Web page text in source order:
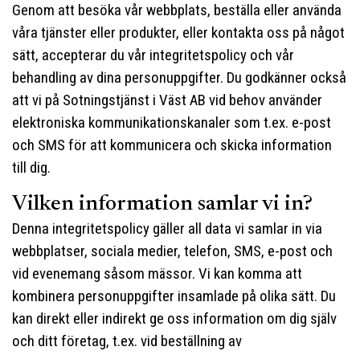
Genom att besöka vår webbplats, beställa eller använda
våra tjänster eller produkter, eller kontakta oss på något
sätt, accepterar du vår integritetspolicy och vår
behandling av dina personuppgifter. Du godkänner också
att vi på Sotningstjänst i Väst AB vid behov använder
elektroniska kommunikationskanaler som t.ex. e-post
och SMS för att kommunicera och skicka information
till dig.
Vilken information samlar vi in?
Denna integritetspolicy gäller all data vi samlar in via
webbplatser, sociala medier, telefon, SMS, e-post och
vid evenemang såsom mässor. Vi kan komma att
kombinera personuppgifter insamlade på olika sätt. Du
kan direkt eller indirekt ge oss information om dig själv
och ditt företag, t.ex. vid beställning av